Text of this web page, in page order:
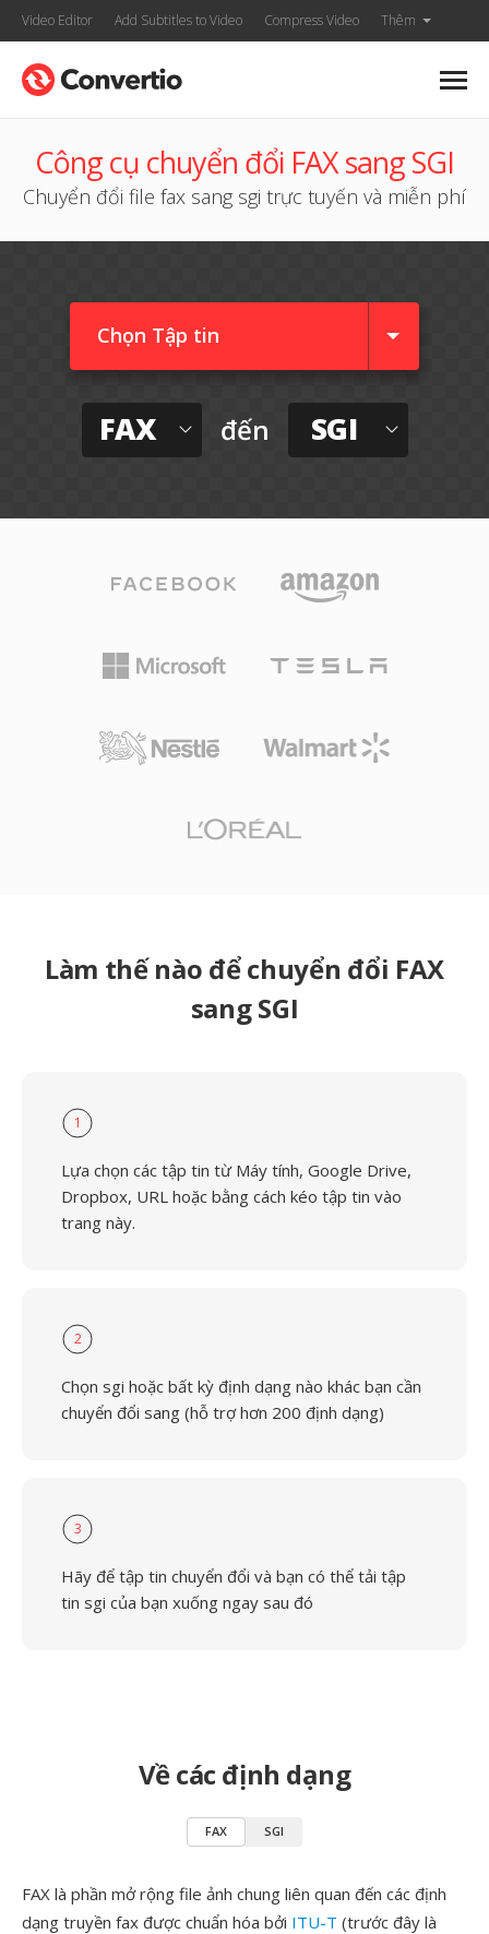
Video Editor Add Subtitles to Video Compress Video Thêm
Công cụ chuyển đổi FAX sang SGI
Chuyển đổi file fax sang sgi trực tuyến và miễn phí
Chọn Tập tin
FAX đến SGI
Làm thế nào để chuyển đổi FAX
sang SGI
1
Lựa chọn các tập tin từ Máy tính, Google Drive,
Dropbox, URL hoặc bằng cách kéo tập tin vào
trang này.
2
Chọn sgi hoặc bất kỳ định dạng nào khác bạn cần
chuyển đổi sang (hỗ trợ hơn 200 định dạng)
3
Hãy để tập tin chuyển đổi và bạn có thể tải tập
tin sgi của bạn xuống ngay sau đó
Về các định dạng
FAX SGI
FAX là phần mở rộng file ảnh chung liên quan đến các định
dạng truyền fax được chuẩn hóa bởi ITU-T (trước đây là